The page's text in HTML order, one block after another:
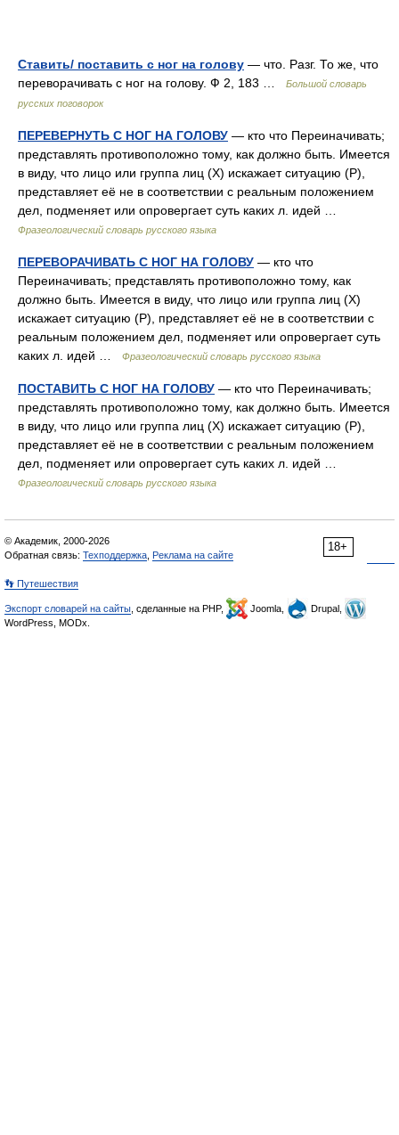
Ставить/ поставить с ног на голову — что. Разг. То же, что
переворачивать с ног на голову. Ф 2, 183 …
Большой словарь
русских поговорок
ПЕРЕВЕРНУТЬ С НОГ НА ГОЛОВУ — кто что Переиначивать;
представлять противоположно тому, как должно быть. Имеется
в виду, что лицо или группа лиц (Х) искажает ситуацию (Р),
представляет её не в соответствии с реальным положением
дел, подменяет или опровергает суть каких л. идей …
Фразеологический словарь русского языка
ПЕРЕВОРАЧИВАТЬ С НОГ НА ГОЛОВУ — кто что
Переиначивать; представлять противоположно тому, как
должно быть. Имеется в виду, что лицо или группа лиц (Х)
искажает ситуацию (Р), представляет её не в соответствии с
реальным положением дел, подменяет или опровергает суть
каких л. идей …
Фразеологический словарь русского языка
ПОСТАВИТЬ С НОГ НА ГОЛОВУ — кто что Переиначивать;
представлять противоположно тому, как должно быть. Имеется
в виду, что лицо или группа лиц (Х) искажает ситуацию (Р),
представляет её не в соответствии с реальным положением
дел, подменяет или опровергает суть каких л. идей …
Фразеологический словарь русского языка
18+
© Академик, 2000-2026
Обратная связь: Техподдержка Реклама на сайте
👣 Путешествия
Экспорт словарей на сайты , сделанные на PHP, Joomla,
Drupal,
WordPress, MODx.